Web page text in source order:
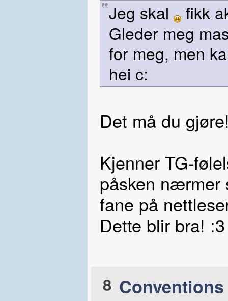
Jeg skal fikk
Gleder meg
for meg, men
hei c:
Det må du
Kjenner TG-
påsken nærmer
fane på
Dette blir bra! :3
8 Conventions